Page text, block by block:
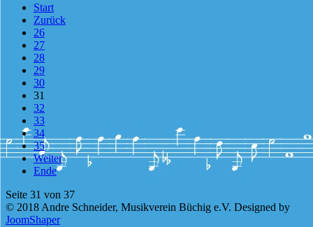
Start
Zurück
26
27
28
29
30
31
32
33
34
35
Weiter
Ende
Seite 31 von 37
© 2018 Andre Schneider, Musikverein Büchig e.V. Designed by
JoomShaper